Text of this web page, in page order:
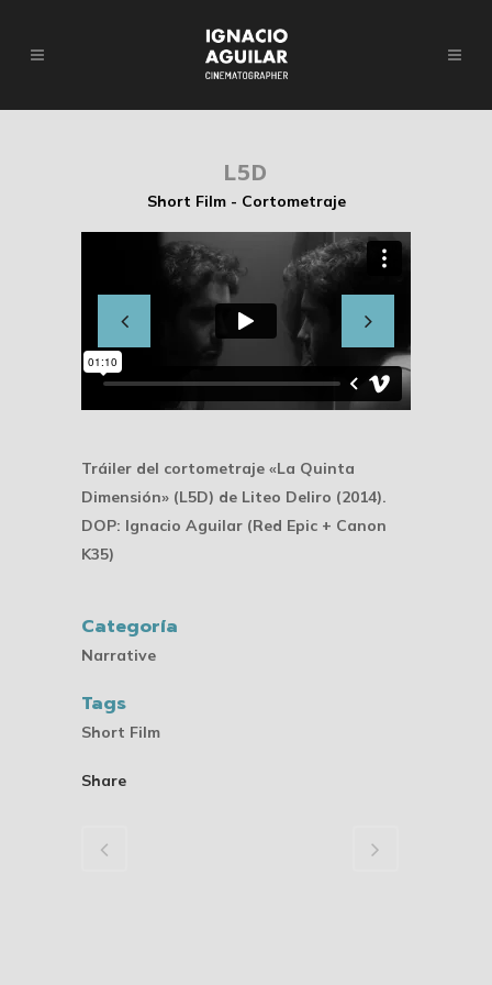
L5D
Short Film - Cortometraje
Tráiler del cortometraje «La Quinta
Dimensión» (L5D) de Liteo Deliro (2014).
DOP: Ignacio Aguilar (Red Epic + Canon
K35)
Categoría
Narrative
Tags
Short Film
Share